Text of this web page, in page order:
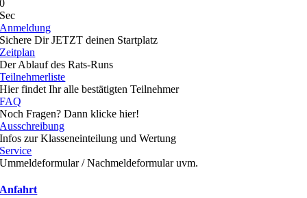
0
Sec
Anmeldung
Sichere Dir JETZT deinen Startplatz
Zeitplan
Der Ablauf des Rats-Runs
Teilnehmerliste
Hier findet Ihr alle bestätigten Teilnehmer
FAQ
Noch Fragen? Dann klicke hier!
Ausschreibung
Infos zur Klasseneinteilung und Wertung
Service
Ummeldeformular / Nachmeldeformular uvm.
Anfahrt